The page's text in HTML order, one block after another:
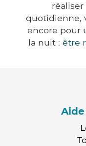
réaliser
quotidienne,
encore pour
la nuit : être